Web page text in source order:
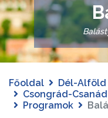
Főoldal
Dél-Alföld
Csongrád-
Programok